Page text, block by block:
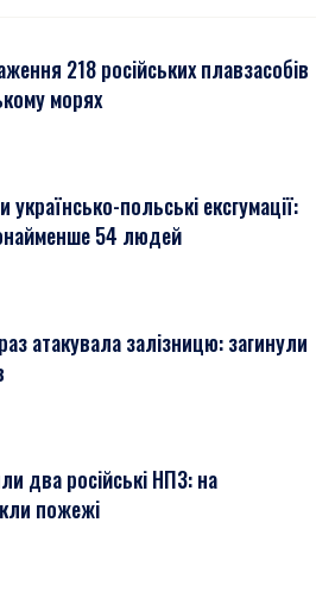
218 російських плавзасобів
морях
польські ексгумації:
54 людей
атакувала залізницю: загинули
два російські НПЗ: на
пожежі